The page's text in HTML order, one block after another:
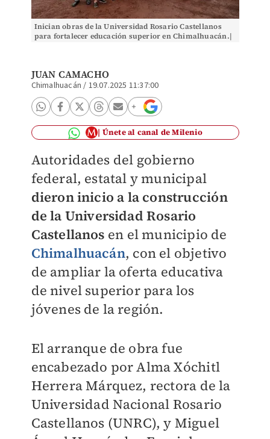
Inician obras de la Universidad Rosario Castellanos
para fortalecer educación superior en Chimalhuacán.|
JUAN CAMACHO
Chimalhuacán / 19.07.2025 11:37:00
Únete al canal de Milenio
Autoridades del gobierno
federal, estatal y municipal
dieron inicio a la construcción
de la Universidad Rosario
Castellanos en el municipio de
Chimalhuacán, con el objetivo
de ampliar la oferta educativa
de nivel superior para los
jóvenes de la región.
El arranque de obra fue
encabezado por Alma Xóchitl
Herrera Márquez, rectora de la
Universidad Nacional Rosario
Castellanos (UNRC), y Miguel